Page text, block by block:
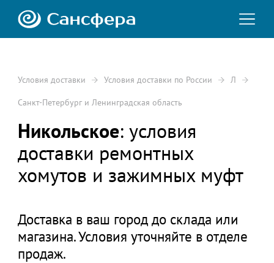
Условия доставки Условия доставки по России Л
Санкт-Петербург и Ленинградская область
Никольское: условия
доставки ремонтных
хомутов и зажимных муфт
Доставка в ваш город до склада или
магазина. Условия уточняйте в отделе
продаж.